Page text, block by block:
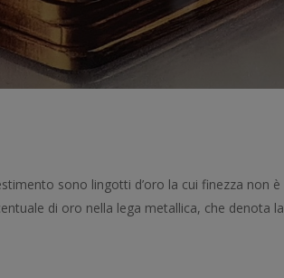
sono lingotti d’oro la cui finezza non è
di oro nella lega metallica, che denota la